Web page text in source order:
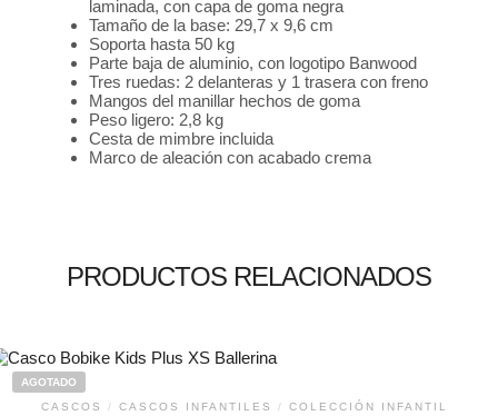
laminada, con capa de goma negra
Tamaño de la base: 29,7 x 9,6 cm
Soporta hasta 50 kg
Parte baja de aluminio, con logotipo Banwood
Tres ruedas: 2 delanteras y 1 trasera con freno
Mangos del manillar hechos de goma
Peso ligero: 2,8 kg
Cesta de mimbre incluida
Marco de aleación con acabado crema
PRODUCTOS RELACIONADOS
AGOTADO
CASCOS
/ CASCOS INFANTILES / COLECCIÓN INFANTIL